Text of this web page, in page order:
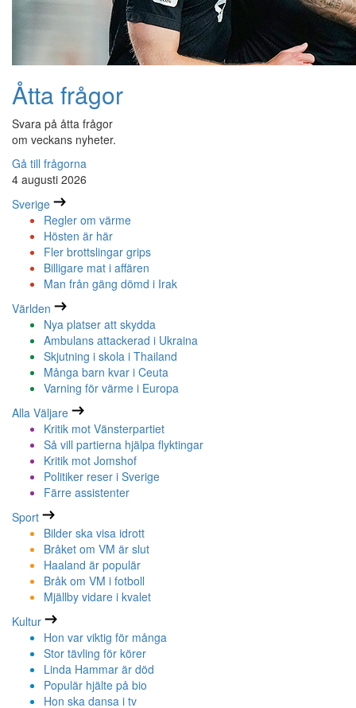
Åtta frågor
Svara på åtta frågor
om veckans nyheter.
Gå till frågorna
4 augusti 2026
Sverige
Regler om värme
Hösten är här
Fler brottslingar grips
Billigare mat i affären
Man från gäng dömd i Irak
Världen
Nya platser att skydda
Ambulans attackerad i Ukraina
Skjutning i skola i Thailand
Många barn kvar i Ceuta
Varning för värme i Europa
Alla Väljare
Kritik mot Vänsterpartiet
Så vill partierna hjälpa flyktingar
Kritik mot Jomshof
Politiker reser i Sverige
Färre assistenter
Sport
Bilder ska visa idrott
Bråket om VM är slut
Haaland är populär
Bråk om VM i fotboll
Mjällby vidare i kvalet
Kultur
Hon var viktig för många
Stor tävling för körer
Linda Hammar är död
Populär hjälte på bio
Hon ska dansa i tv